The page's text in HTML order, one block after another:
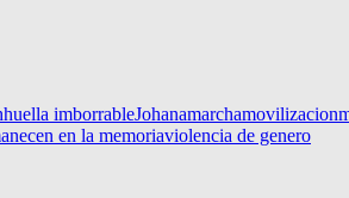
huella imborrableJohanamarchamovilizacion
en la memoriaviolencia de genero